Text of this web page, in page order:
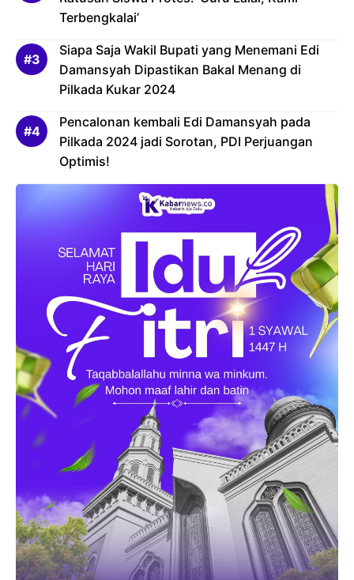
Terbengkalai’
Siapa Saja Wakil Bupati yang Menemani Edi
Damansyah Dipastikan Bakal Menang di
Pilkada Kukar 2024
Pencalonan kembali Edi Damansyah pada
Pilkada 2024 jadi Sorotan, PDI Perjuangan
Optimis!